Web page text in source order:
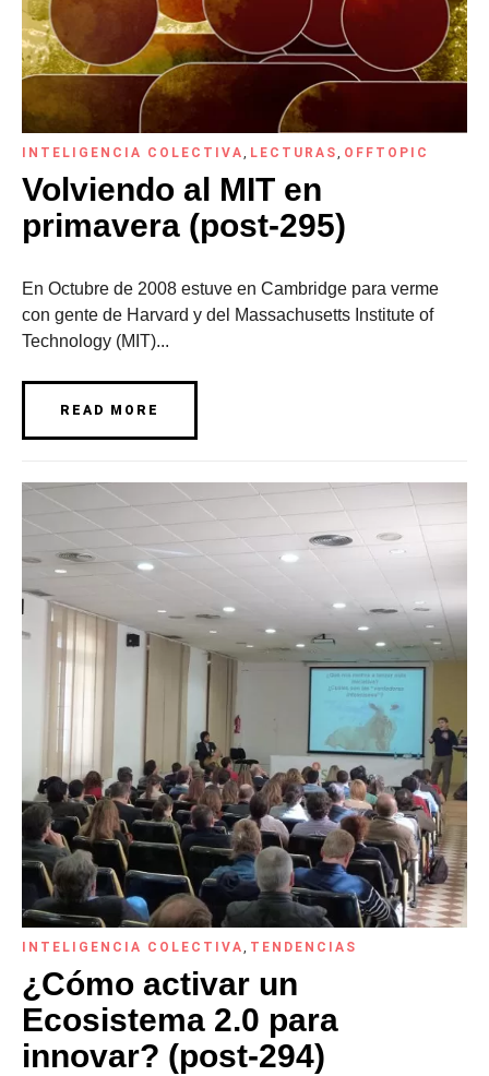
INTELIGENCIA COLECTIVA, LECTURAS, OFFTOPIC
Volviendo al MIT en
primavera (post-295)
En Octubre de 2008 estuve en Cambridge para verme
con gente de Harvard y del Massachusetts Institute of
Technology (MIT)...
READ MORE
INTELIGENCIA COLECTIVA, TENDENCIAS
¿Cómo activar un
Ecosistema 2.0 para
innovar? (post-294)